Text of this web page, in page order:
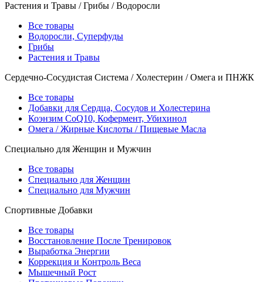
Растения и Травы / Грибы / Водоросли
Все товары
Водоросли, Суперфуды
Грибы
Растения и Травы
Сердечно-Сосудистая Система / Холестерин / Омега и ПНЖК
Все товары
Добавки для Сердца, Сосудов и Холестерина
Коэнзим CoQ10, Кофермент, Убихинол
Омега / Жирные Кислоты / Пищевые Масла
Специально для Женщин и Мужчин
Все товары
Специально для Женщин
Специально для Мужчин
Спортивные Добавки
Все товары
Восстановление После Тренировок
Выработка Энергии
Коррекция и Контроль Веса
Мышечный Рост